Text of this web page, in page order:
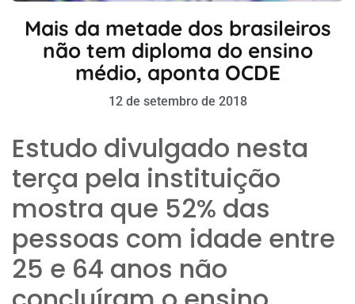
Mais da metade dos brasileiros
não tem diploma do ensino
médio, aponta OCDE
12 de setembro de 2018
Estudo divulgado nesta
terça pela instituição
mostra que 52% das
pessoas com idade entre
25 e 64 anos não